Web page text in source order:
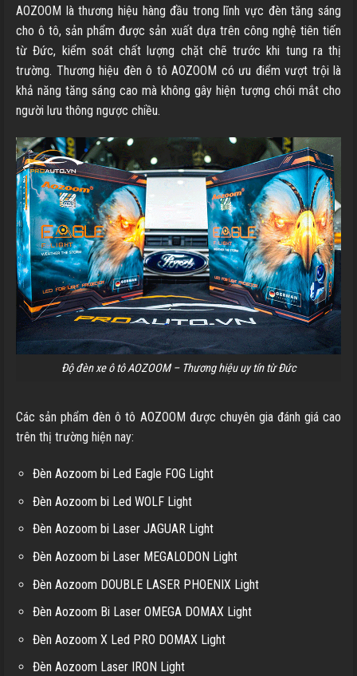
AOZOOM là thương hiệu hàng đầu trong lĩnh vực đèn tăng sáng
cho ô tô, sản phẩm được sản xuất dựa trên công nghệ tiên tiến
từ Đức, kiểm soát chất lượng chặt chẽ trước khi tung ra thị
trường. Thương hiệu đèn ô tô AOZOOM có ưu điểm vượt trội là
khả năng tăng sáng cao mà không gây hiện tượng chói mắt cho
người lưu thông ngược chiều.
Độ đèn xe ô tô AOZOOM – Thương hiệu uy tín từ Đức
Các sản phẩm đèn ô tô AOZOOM được chuyên gia đánh giá cao
trên thị trường hiện nay:
Đèn Aozoom bi Led Eagle FOG Light
Đèn Aozoom bi Led WOLF Light
Đèn Aozoom bi Laser JAGUAR Light
Đèn Aozoom bi Laser MEGALODON Light
Đèn Aozoom DOUBLE LASER PHOENIX Light
Đèn Aozoom Bi Laser OMEGA DOMAX Light
Đèn Aozoom X Led PRO DOMAX Light
Đèn Aozoom Laser IRON Light